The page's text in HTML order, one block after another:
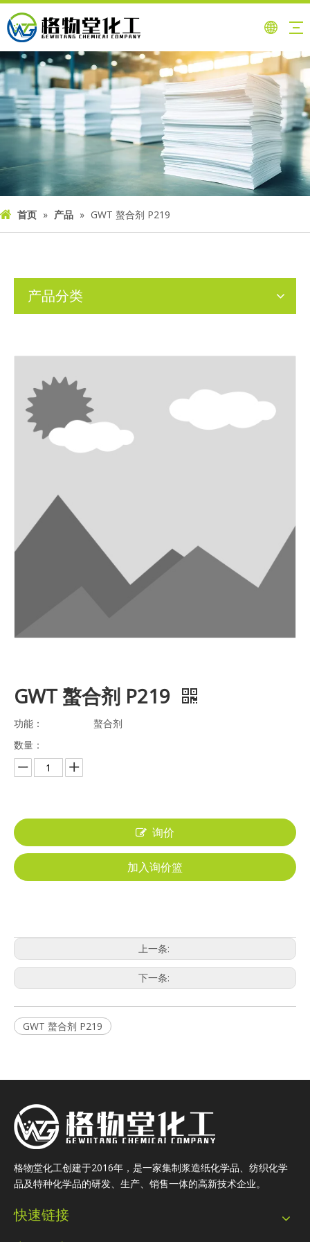
首页 » 产品 » GWT 螯合剂 P219
产品分类
GWT 螯合剂 P219
功能：
螯合剂
数量：
询价
加入询价篮
上一条:
下一条:
GWT 螯合剂 P219
格物堂化工创建于2016年，是一家集制浆造纸化学品、纺织化学
品及特种化学品的研发、生产、销售一体的高新技术企业。
快速链接